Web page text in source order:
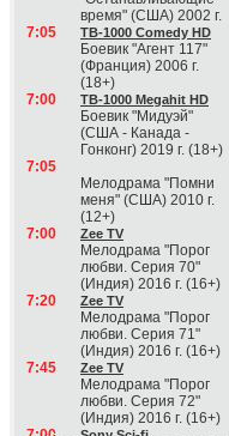
время" (США) 2002 г.
7:05
ТВ-1000 Comedy HD
Боевик "Агент 117"
(Франция) 2006 г.
(18+)
7:00
ТВ-1000 Megahit HD
Боевик "Мидуэй"
(США - Канада -
Гонконг) 2019 г. (18+)
7:05
Мелодрама "Помни
меня" (США) 2010 г.
(12+)
7:00
Zee TV
Мелодрама "Порог
любви. Серия 70"
(Индия) 2016 г. (16+)
7:20
Zee TV
Мелодрама "Порог
любви. Серия 71"
(Индия) 2016 г. (16+)
7:45
Zee TV
Мелодрама "Порог
любви. Серия 72"
(Индия) 2016 г. (16+)